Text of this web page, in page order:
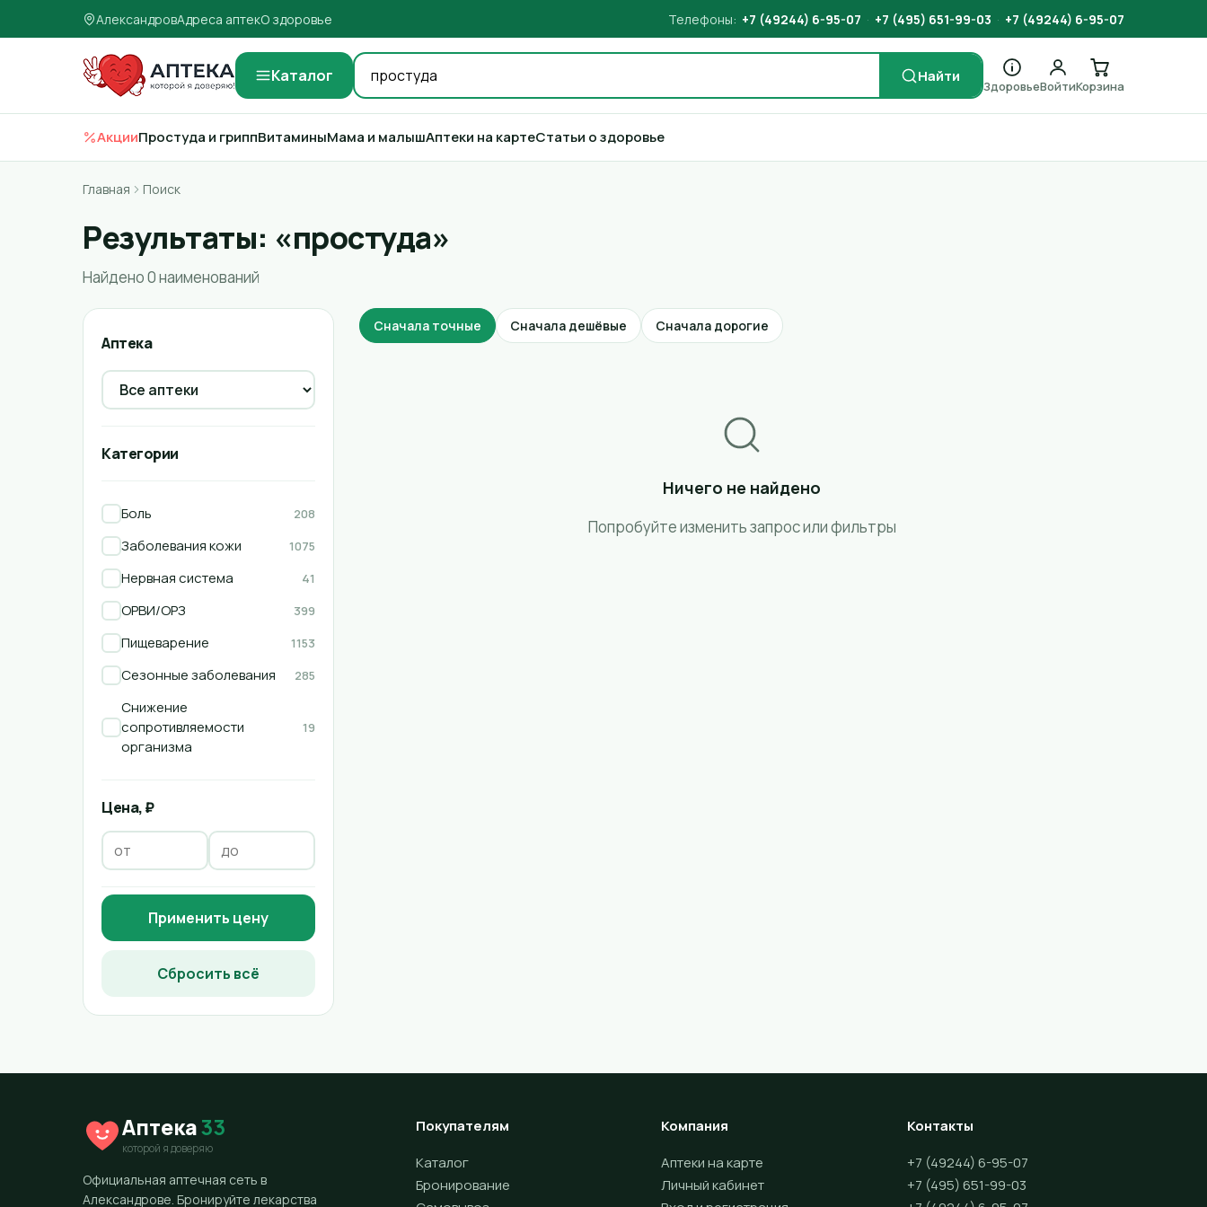
АлександровАдреса аптекО здоровье Телефоны: +7 (49244) 6-95-07 · +7 (495) 651-99-03 · +7 (49244) 6-95-07
Каталог Найти
ЗдоровьеВойтиКорзина
АкцииПростуда и гриппВитаминыМама и малышАптеки на картеСтатьи о здоровье
Главная Поиск
Результаты: «простуда»
Найдено 0 наименований
Аптека
Категории
Боль 208
Заболевания кожи 1075
Нервная система 41
ОРВИ/ОРЗ 399
Пищеварение 1153
Сезонные заболевания 285
Снижение
сопротивляемости
организма
19
Цена, ₽
Применить цену
Сбросить всё
Сначала точные Сначала дешёвые Сначала дорогие
Ничего не найдено
Попробуйте изменить запрос или фильтры
Аптека33
которой я доверяю
Официальная аптечная сеть в
Александрове. Бронируйте лекарства
Покупателям
Каталог
Бронирование
Компания
Аптеки на карте
Личный кабинет
Контакты
+7 (49244) 6-95-07
+7 (495) 651-99-03